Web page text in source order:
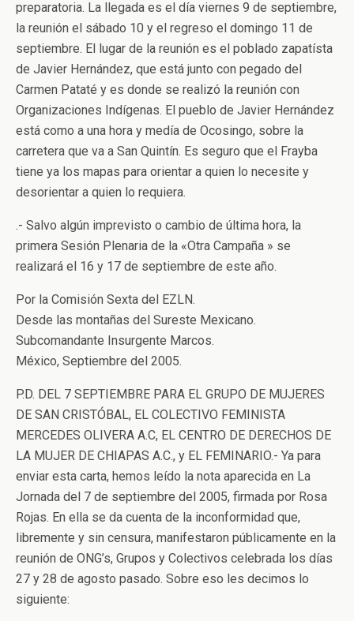
preparatoria. La llegada es el día viernes 9 de septiembre,
la reunión el sábado 10 y el regreso el domingo 11 de
septiembre. El lugar de la reunión es el poblado zapatísta
de Javier Hernández, que está junto con pegado del
Carmen Pataté y es donde se realizó la reunión con
Organizaciones Indígenas. El pueblo de Javier Hernández
está como a una hora y medía de Ocosingo, sobre la
carretera que va a San Quintín. Es seguro que el Frayba
tiene ya los mapas para orientar a quien lo necesite y
desorientar a quien lo requiera.
.- Salvo algún imprevisto o cambio de última hora, la
primera Sesión Plenaria de la «Otra Campaña » se
realizará el 16 y 17 de septiembre de este año.
Por la Comisión Sexta del EZLN.
Desde las montañas del Sureste Mexicano.
Subcomandante Insurgente Marcos.
México, Septiembre del 2005.
P.D. DEL 7 SEPTIEMBRE PARA EL GRUPO DE MUJERES
DE SAN CRISTÓBAL, EL COLECTIVO FEMINISTA
MERCEDES OLIVERA A.C, EL CENTRO DE DERECHOS DE
LA MUJER DE CHIAPAS A.C., y EL FEMINARIO.- Ya para
enviar esta carta, hemos leído la nota aparecida en La
Jornada del 7 de septiembre del 2005, firmada por Rosa
Rojas. En ella se da cuenta de la inconformidad que,
libremente y sin censura, manifestaron públicamente en la
reunión de ONG’s, Grupos y Colectivos celebrada los días
27 y 28 de agosto pasado. Sobre eso les decimos lo
siguiente: